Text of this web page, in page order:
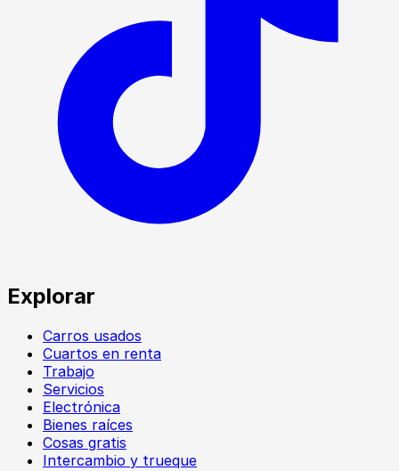
Explorar
Carros usados
Cuartos en renta
Trabajo
Servicios
Electrónica
Bienes raíces
Cosas gratis
Intercambio y trueque